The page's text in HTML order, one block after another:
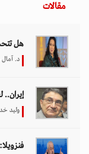
مقالات
هل تتحمل
د.
إيران..
وليد